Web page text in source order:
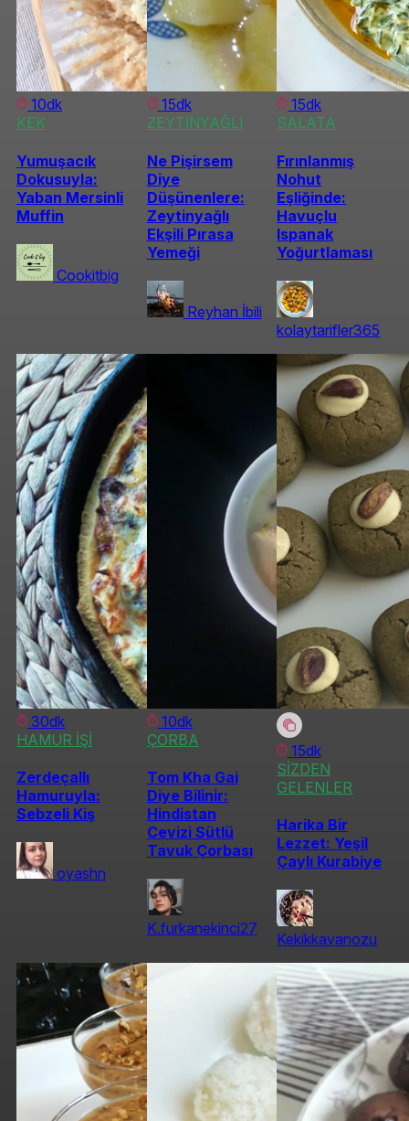
10dk
KEK
Yumuşacık
Dokusuyla:
Yaban Mersinli
Muffin
Cookitbig
15dk
ZEYTİNYAĞLI
Ne Pişirsem
Diye
Düşünenlere:
Zeytinyağlı
Ekşili Pırasa
Yemeği
Reyhan İbili
15dk
SALATA
Fırınlanmış
Nohut
Eşliğinde:
Havuçlu
Ispanak
Yoğurtlaması
kolaytarifler365
30dk
HAMUR İŞİ
Zerdeçallı
Hamuruyla:
Sebzeli Kiş
oyashn
10dk
ÇORBA
Tom Kha Gai
Diye Bilinir:
Hindistan
Cevizi Sütlü
Tavuk Çorbası
K.furkanekinci27
15dk
SİZDEN
GELENLER
Harika Bir
Lezzet: Yeşil
Çaylı Kurabiye
Kekikkavanozu